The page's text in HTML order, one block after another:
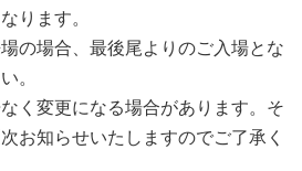
ります。
の場合、最後尾よりのご入場とな
。
く変更になる場合があります。そ
お知らせいたしますのでご了承く